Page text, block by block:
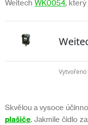
Weitech WK0054,
Skvělou a vysoce
plašiče. Jakmile čidlo